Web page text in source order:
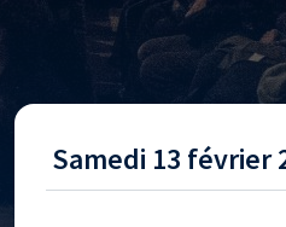
Samedi 13 février